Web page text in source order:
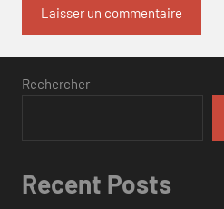
Rechercher
Recent Posts